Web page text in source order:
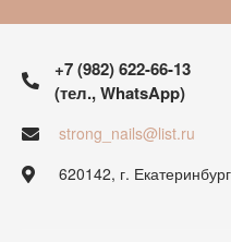
+7 (982) 622-66-13
(тел., WhatsApp)
strong_nails@list.ru
620142, г.